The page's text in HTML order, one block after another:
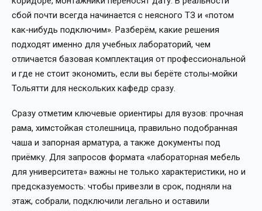
сбой почти всегда начинается с неясного ТЗ и «потом
как‑нибудь подключим». Разберём, какие решения
подходят именно для учебных лабораторий, чем
отличается базовая комплектация от профессиональной
и где не стоит экономить, если вы берёте столы‑мойки
Тольятти для нескольких кафедр сразу.
Сразу отметим ключевые ориентиры для вузов: прочная
рама, химстойкая столешница, правильно подобранная
чаша и запорная арматура, а также документы под
приёмку. Для запросов формата «лабораторная мебель
для университета» важны не только характеристики, но и
предсказуемость: чтобы привезли в срок, подняли на
этаж, собрали, подключили легально и оставили